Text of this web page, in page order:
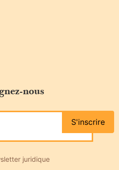
nous
juridique
S'inscrire